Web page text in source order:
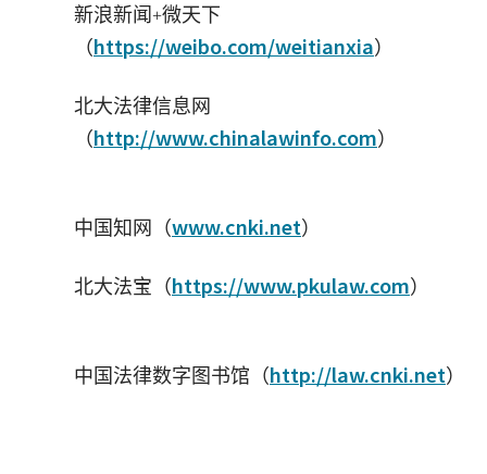
新浪新闻 +微天下
（https://weibo.com/weitianxia）
北大法律信息网
（http://www.chinalawinfo.com）
中国知网（www.cnki.net）
北大法宝（https://www.pkulaw.com）
中国法律数字图书馆（http://law.cnki.net）